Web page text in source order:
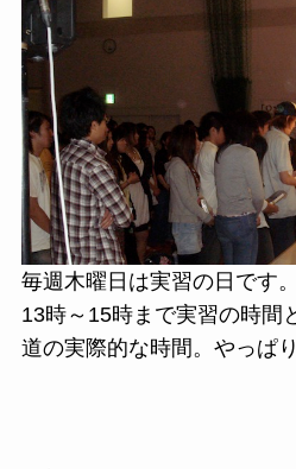
毎週木曜日は実習の日です
13時～15時まで実習の時間
道の実際的な時間。やっぱ